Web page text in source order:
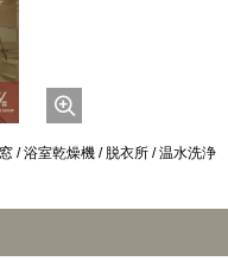
/ 浴室乾燥機 / 脱衣所 / 温水洗浄